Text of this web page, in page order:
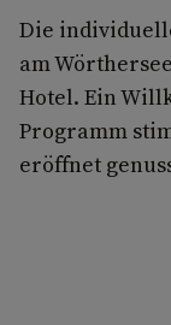
Die
am
Hotel. Ein
Programm
eröffnet